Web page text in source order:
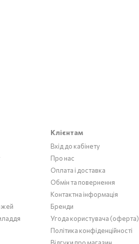
Клієнтам
Вхід до кабінету
Про нас
Оплата і доставка
Обмін та повернення
Контактна інформація
Бренди
Угода користувача (оферта)
Політика конфіденційності